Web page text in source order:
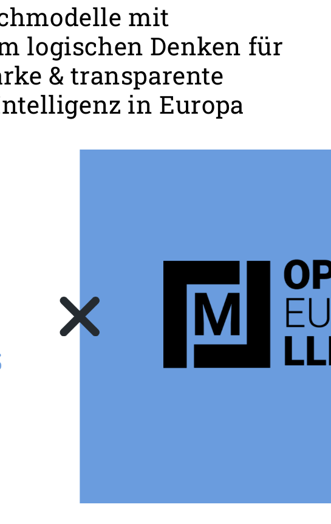
mit
logischen Denken für
& transparente
in Europa